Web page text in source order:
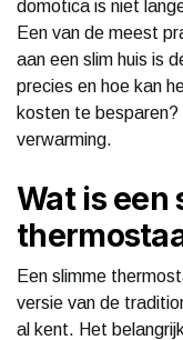
domotica is niet
Een van de meest
aan een slim huis is
precies en hoe kan
kosten te besparen?
verwarming.
Wat is een
Een slimme
versie van de
al kent. Het